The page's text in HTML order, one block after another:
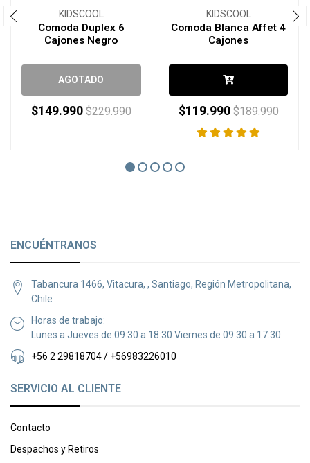
KIDSCOOL
Comoda Duplex 6
Cajones Negro
AGOTADO
$149.990 $229.990
KIDSCOOL
Comoda Blanca Affet 4
Cajones
$119.990 $189.990
ENCUÉNTRANOS
Tabancura 1466, Vitacura, , Santiago, Región Metropolitana,
Chile
Horas de trabajo:
Lunes a Jueves de 09:30 a 18:30 Viernes de 09:30 a 17:30
+56 2 29818704 / +56983226010
SERVICIO AL CLIENTE
Contacto
Despachos y Retiros